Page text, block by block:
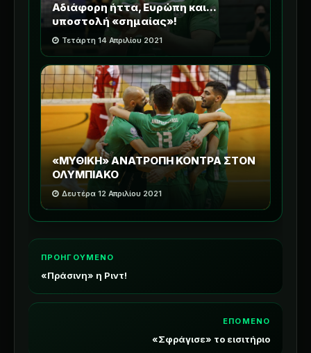
Αδιάφορη ήττα, Ευρώπη και...
υποστολή «σημαίας»!
Τετάρτη 14 Απριλίου 2021
«ΜΥΘΙΚΗ» ΑΝΑΤΡΟΠΗ ΚΟΝΤΡΑ ΣΤΟΝ
ΟΛΥΜΠΙΑΚΟ
Δευτέρα 12 Απριλίου 2021
ΕΠΟΜΕΝΟ
«Σφράγισε» το εισιτήριο
ΠΡΟΗΓΟΥΜΕΝΟ
«Πράσινη» η Ριντ!